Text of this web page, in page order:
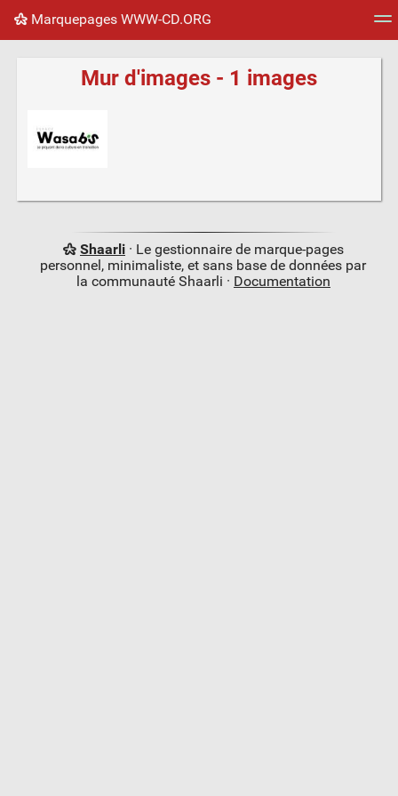
Marquepages WWW-CD.ORG
Flux
Mur d'images - 1 images
Shaarli· Le gestionnaire de marque-pages
personnel, minimaliste, et sans base de données par
la communauté Shaarli · Documentation